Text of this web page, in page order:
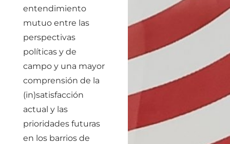
entendimiento
mutuo entre las
perspectivas
políticas y de
campo y una mayor
comprensión de la
(in)satisfacción
actual y las
prioridades futuras
en los barrios de